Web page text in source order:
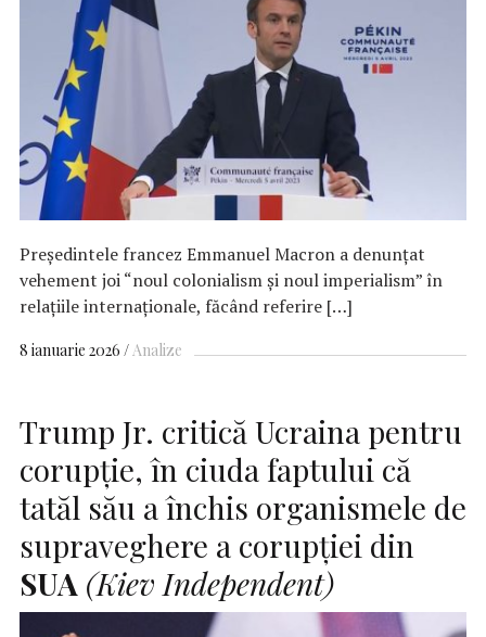
Preşedintele francez Emmanuel Macron a denunţat
vehement joi “noul colonialism şi noul imperialism” în
relaţiile internaţionale, făcând referire […]
8 ianuarie 2026 Analize
Trump Jr. critică Ucraina pentru
corupție, în ciuda faptului că
tatăl său a închis organismele de
supraveghere a corupției din
SUA (Kiev Independent)